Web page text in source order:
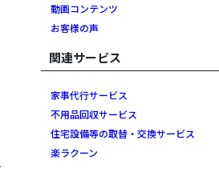
動画コンテンツ
お客様の声
関連サービス
家事代行サービス
不用品回収サービス
住宅設備等の取替・交換サービス
楽ラクーン